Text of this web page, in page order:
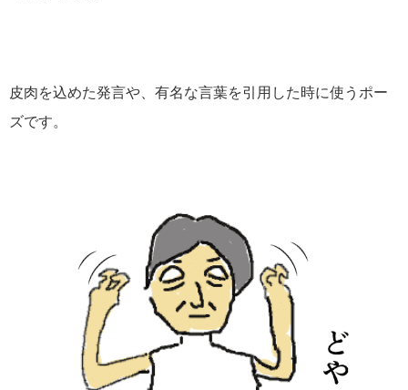
皮肉を込めた発言や、有名な言葉を引用した時に使うポー
ズです。